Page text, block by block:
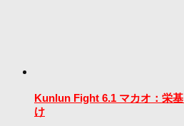
Kunlun Fight 6.1 マカオ：栄
け